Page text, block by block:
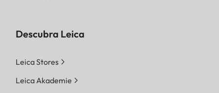
Descubra Leica
Leica Stores
Leica Akademie